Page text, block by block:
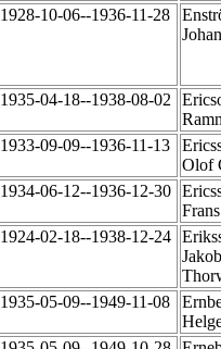
1928-10-06--1936-11-28
1935-04-18--1938-08-02
1933-09-09--1936-11-13
Olof
1934-06-12--1936-12-30
1924-02-18--1938-12-24
Jakob
1935-05-09--1949-11-08